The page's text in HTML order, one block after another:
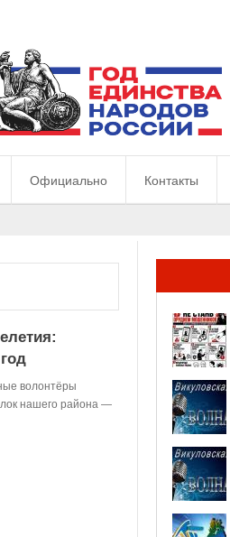
Официально Контакты
волонтёры
нашего района —